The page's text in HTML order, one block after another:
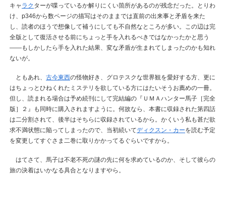
キャ ラク ターが喋っているか解りにくい箇所があるのが残念だった。とりわ
け、p346から数ページの描写はそのままでは直前の出来事と矛盾を来た
し、読者のほうで想像して補うにしても不自然なところが多い。この辺は完
全版として復活させる前にちょっと手を入れるべきではなかったかと思う
――もしかしたら手を入れた結果、変な矛盾が生まれてしまったのかも知れ
ないが。
ともあれ、 古今東西の怪物好き、グロテスクな世界観を愛好する方、更に
はちょっとひねくれたミステリを欲している方にはたいそうお薦めの一冊。
但し、読まれる場合は予め続刊にして完結編の『ＵＭＡハンター馬子［完全
版］２』も同時に購入されますように。何故なら、本書に収録された第四話
は二分割されて、後半はそちらに収録されているから。かくいう私も甚だ欲
求不満状態に陥ってしまったので、当初続いてディクスン・カーを読む予定
を変更してすぐさま二巻に取りかかってるぐらいですから。
はてさて、馬子は不老不死の謎の先に何を求めているのか、そして彼らの
旅の決着はいかなる具合となりますやら。